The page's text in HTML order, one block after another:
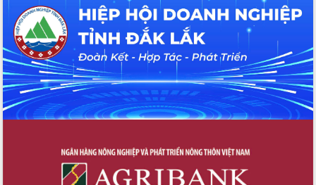
du khách thông qua Hệ thống cơ sở dữ
liệu và Bản đồ số
Tập huấn ứng dụng trí tuệ nhân tạo (AI)
trong thương mại điện tử năm 2026
Đoàn đại biểu Quốc hội tỉnh Đắk Lắk
trao đổi thông tin trước Kỳ họp thứ
nhất, Quốc hội khóa XVI
Quyết liệt cải cách hành chính, khơi
Nâng cao hiệu lực, hiệu quả HĐND
tỉnh thông qua hiện đại hóa hành chính
Xã Ea Phê gắn cải cách hành chính với